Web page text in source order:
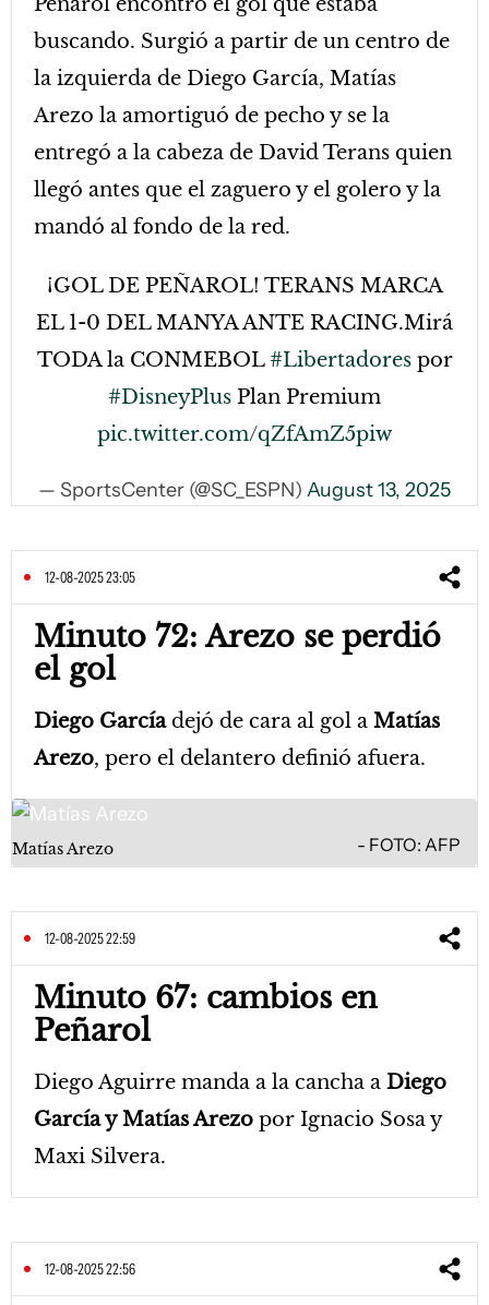
buscando. Surgió a partir de un centro de
la izquierda de Diego García, Matías
Arezo la amortiguó de pecho y se la
entregó a la cabeza de David Terans quien
llegó antes que el zaguero y el golero y la
mandó al fondo de la red.
¡GOL DE PEÑAROL! TERANS MARCA
EL 1-0 DEL MANYA ANTE RACING.Mirá
TODA la CONMEBOL#Libertadorespor
#DisneyPlus Plan Premium
pic.twitter.com/qZfAmZ5piw
— SportsCenter (@SC_ESPN) August 13, 2025
12-08-2025 23:05
Minuto 72: Arezo se perdió
el gol
Diego Garcíadejó de cara al gol a Matías
Arezo, pero el delantero definió afuera.
Matías Arezo FOTO: AFP
12-08-2025 22:59
Minuto 67: cambios en
Peñarol
Diego Aguirre manda a la cancha a Diego
García y Matías Arezo por Ignacio Sosa y
Maxi Silvera.
12-08-2025 22:56